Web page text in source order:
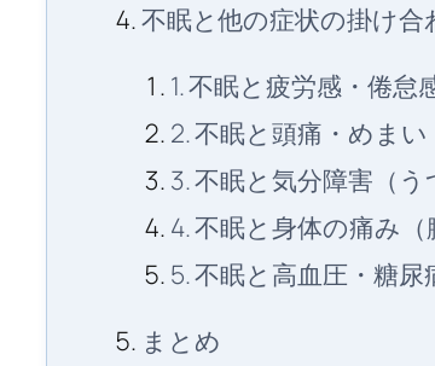
不眠と他の症状の掛け合
1. 不眠と疲労感・倦怠
2. 不眠と頭痛・めまい
3. 不眠と気分障害（う
4. 不眠と身体の痛み（
5. 不眠と高血圧・糖
まとめ